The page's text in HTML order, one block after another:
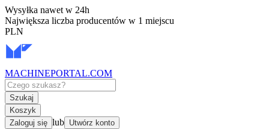
Wysyłka nawet w 24h
Największa liczba producentów w 1 miejscu
PLN
MACHINEPORTAL.COM
Szukaj
Koszyk
Zaloguj się lub Utwórz konto